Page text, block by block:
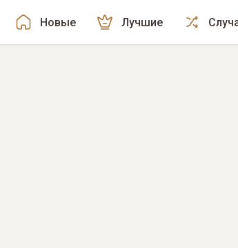
Новые Лучшие